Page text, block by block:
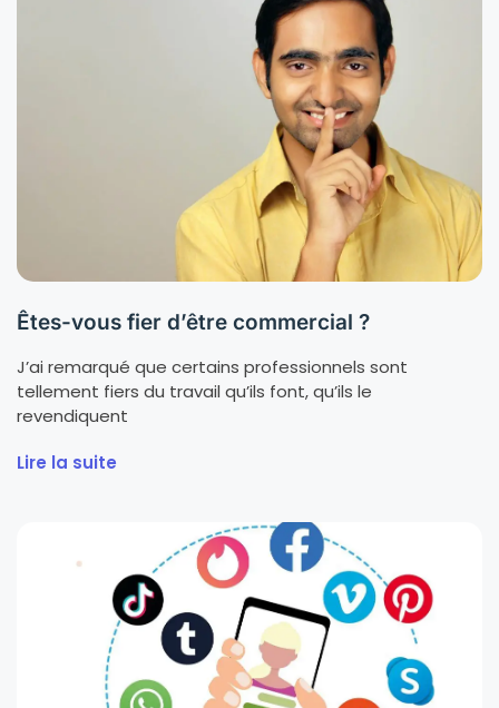
Êtes-vous fier d’être commercial ?
J’ai remarqué que certains professionnels sont
tellement fiers du travail qu’ils font, qu’ils le
revendiquent
Lire la suite